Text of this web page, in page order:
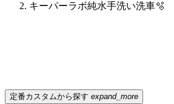
キーパーラボ純水手洗い洗車🫧
定番カスタムから探す expand_more